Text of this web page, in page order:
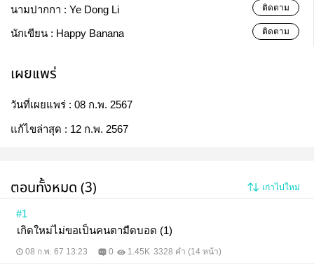
นามปากกา : Ye Dong Li ติดตาม
นักเขียน : Happy Banana ติดตาม
เผยแพร่
วันที่เผยแพร่ : 08 ก.พ. 2567
แก้ไขล่าสุด : 12 ก.พ. 2567
ตอนทั้งหมด (3) เก่าไปใหม่
#1
เกิดใหม่ไม่ขอเป็นคนตามืดบอด (1)
08 ก.พ. 67 13:23 0 1.45K 3328 คำ (14 หน้า)